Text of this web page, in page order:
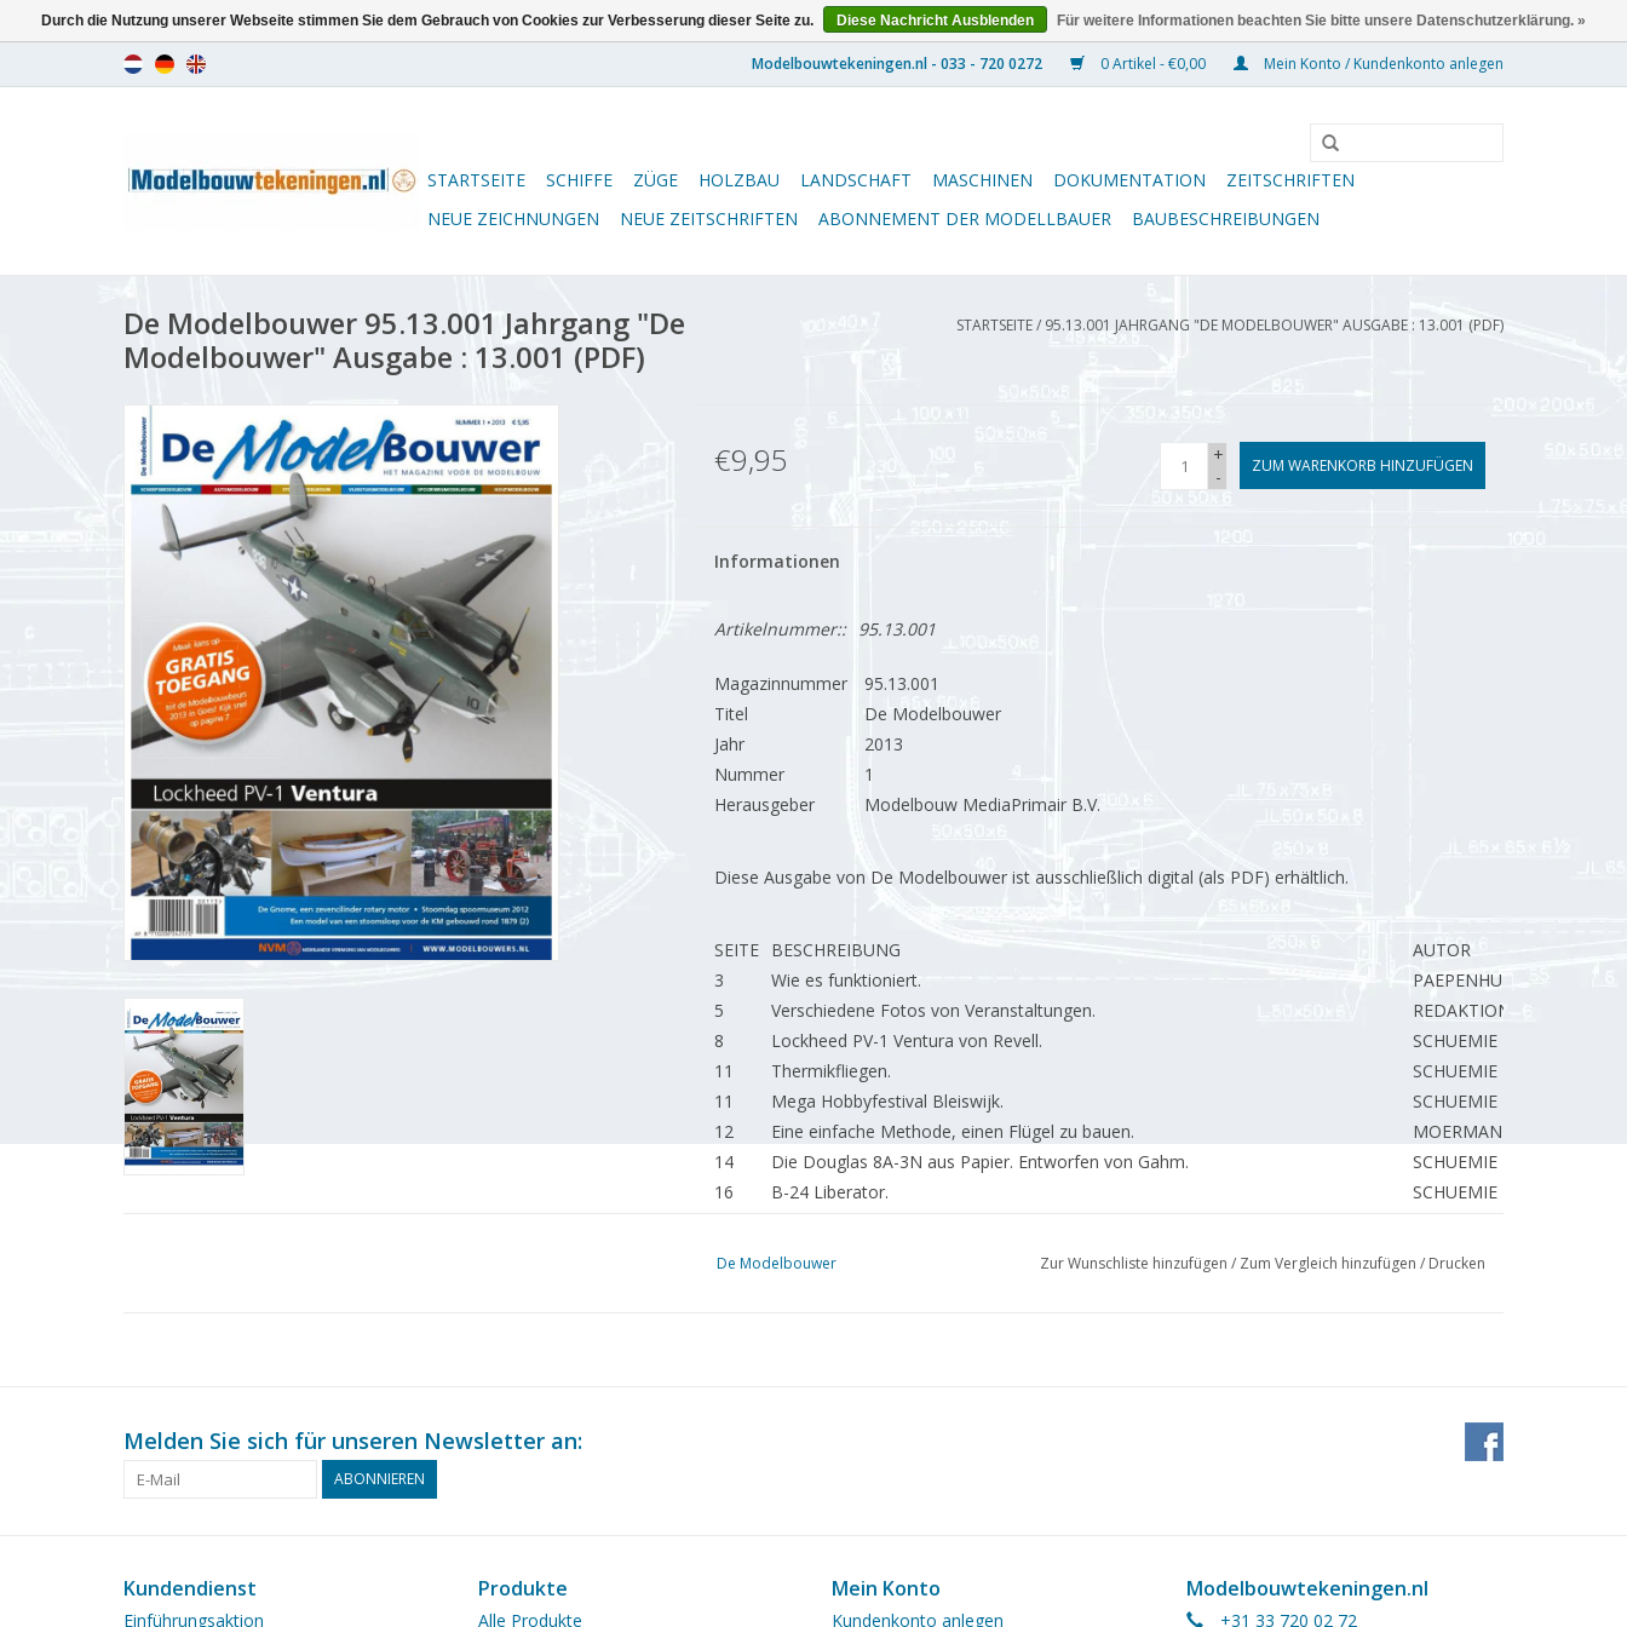
0 Artikel - €0,00 Mein Konto / Kundenkonto anlegen
STARTSEITE SCHIFFE ZÜGE HOLZBAU LANDSCHAFT MASCHINEN DOKUMENTATION
ZEITSCHRIFTEN
NEUE ZEICHNUNGEN
NEUE ZEITSCHRIFTEN ABONNEMENT DER MODELLBAUER BAUBESCHREIBUNGEN
De Modelbouwer 95.13.001 Jahrgang "De
Modelbouwer" Ausgabe : 13.001 (PDF)
STARTSEITE/ 95.13.001 JAHRGANG "DE MODELBOUWER" AUSGABE : 13.001 (PDF)
€9,95
+
-
ZUM WARENKORB HINZUFÜGEN
Informationen
Artikelnummer:: 95.13.001
Magazinnummer
95.13.001
Titel
De Modelbouwer
Jahr
2013
Nummer
1
Herausgeber
Modelbouw MediaPrimair B.V.
Diese Ausgabe von De Modelbouwer ist ausschließlich digital (als PDF) erhältlich.
SEITE BESCHREIBUNG
AUTOR
3
Wie es funktioniert.
PAEPENHUIJZEN H.
5
Verschiedene Fotos von Veranstaltungen.
REDAKTION
8
Lockheed PV-1 Ventura von Revell.
SCHUEMIE H.
11
Thermikfliegen.
SCHUEMIE H.
11
Mega Hobbyfestival Bleiswijk.
SCHUEMIE H.
12
Eine einfache Methode, einen Flügel zu bauen.
MOERMAN W.
14
Die Douglas 8A-3N aus Papier. Entworfen von Gahm.
SCHUEMIE H.
16
B-24 Liberator.
SCHUEMIE H.
18
Lokomotivmotor "SIK" Serie NS 307 Sik in 3D. DL2
de WAAL J.
BROUWER R. †
van der BIEZEN H.
Dampftag Eisenbahnmuseum 2012.
PAEPENHUIJZEN H.
Tage der offenen Tür NZH-Hobbyclub.
De Modelbouwer Zur Wunschliste hinzufügen / Zum Vergleich hinzufügen / Drucken
Melden Sie sich für unseren Newsletter an:
ABONNIEREN
Kundendienst
Einführungsaktion
Produkte
Alle Produkte
Mein Konto
Kundenkonto anlegen
Modelbouwtekeningen.nl
+31 33 720 02 72
Durch die Nutzung unserer Webseite stimmen Sie dem Gebrauch von Cookies zur Verbesserung dieser Seite zu. Diese Nachricht Ausblenden Für weitere Informationen beachten Sie bitte unsere Datenschutzerklärung. »